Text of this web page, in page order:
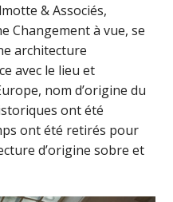
& Associés,
Changement à vue, se
architecture
avec le lieu et
nom d’origine du
ont été
ont été retirés pour
d’origine sobre et